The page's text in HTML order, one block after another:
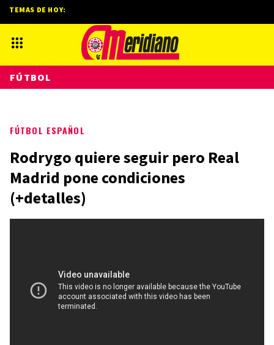
FÚTBOL ESPAÑOL
Rodrygo quiere seguir pero Real
Madrid pone condiciones
(+detalles)
TEMAS DE HOY:
FÚTBOL